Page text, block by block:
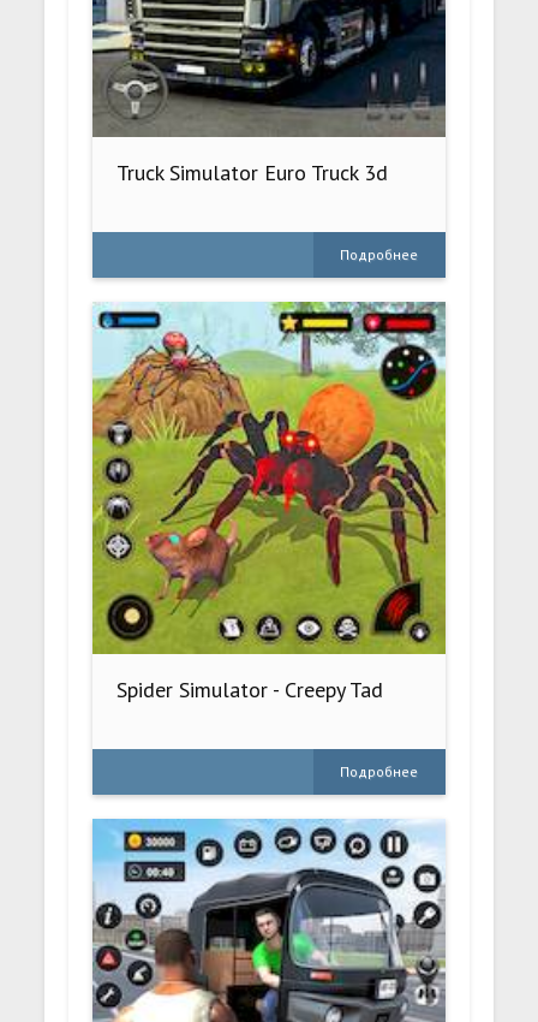
Truck Simulator Euro Truck 3d
Подробнее
Spider Simulator - Creepy Tad
Подробнее